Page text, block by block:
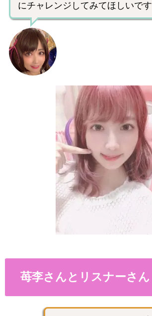
にチャレンジしてみてほしいです
苺李さんとリスナーさん